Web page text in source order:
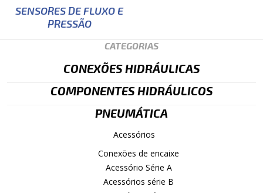
CATEGORIAS
CONEXÕES HIDRÁULICAS
COMPONENTES HIDRÁULICOS
PNEUMÁTICA
Acessórios
Conexões de encaixe
Acessório Série A
Acessórios série B
SENSORES DE FLUXO E
PRESSÃO